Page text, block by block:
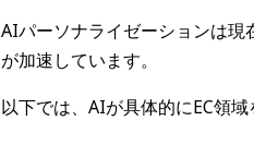
AIパーソナライゼーションは現
が加速しています。
以下では、AIが具体的にEC領